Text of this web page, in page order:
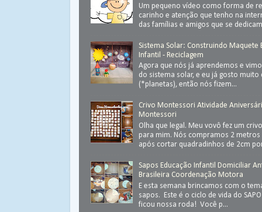
Um pequeno vídeo como forma de
carinho e atenção que tenho na
das famílias e amigos que se
Sistema Solar: Construindo Maquete
Infantil - Reciclagem
Agora que nós já aprendemos e
do sistema solar, e eu já gosto muito
(*planetas), então nós fizem...
Crivo Montessori Atividade
Montessori
Olha que legal. Meu vovô fez um
para mim. Nós compramos 2 metros
após cortar quadradinhos de 2cm
Sapos Educação Infantil Domiciliar
Brasileira Coordenação Motora
E esta semana brincamos com o
sapos. Este é o ciclo de vida do
ficou nossa roda! Você p...